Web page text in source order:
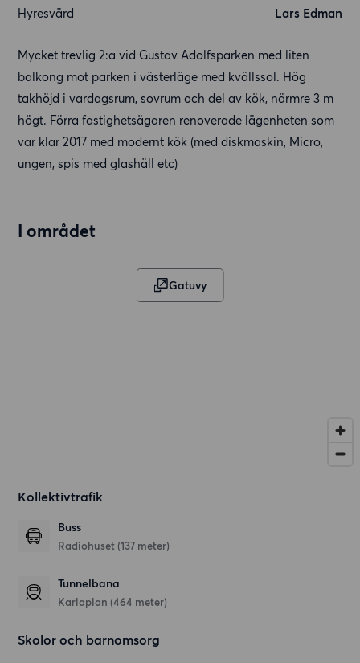
Hyresvärd
Lars Edman
Mycket trevlig 2:a vid Gustav Adolfsparken med liten
balkong mot parken i västerläge med kvällssol. Hög
takhöjd i vardagsrum, sovrum och del av kök, närmre 3 m
högt. Förra fastighetsägaren renoverade lägenheten som
var klar 2017 med modernt kök (med diskmaskin, Micro,
ungen, spis med glashäll etc)
I området
Gatuvy
Kollektivtrafik
Buss
Radiohuset (137 meter)
Tunnelbana
Karlaplan (464 meter)
Skolor och barnomsorg